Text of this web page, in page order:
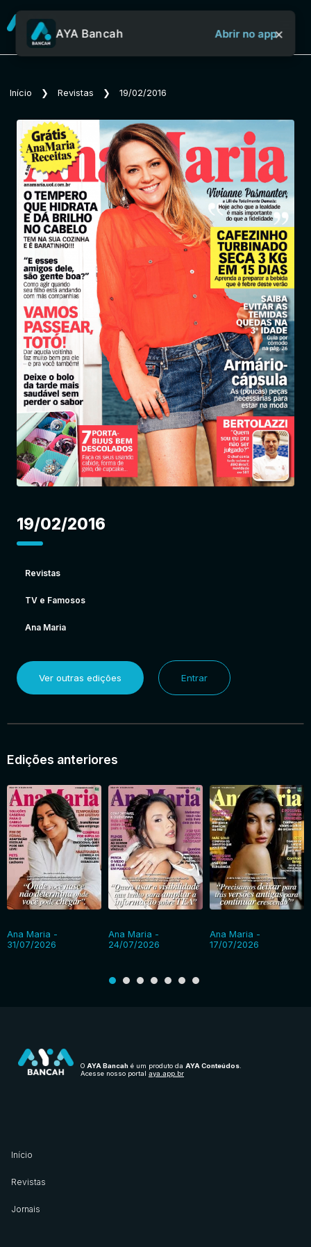
Sobre o Aya Bancah
Revistas
Jornais
Notícias
Entrar
AYA Bancah Abrir no app×
Início ❯ Revistas ❯ 19/02/2016
19/02/2016
Revistas
TV e Famosos
Ana Maria
Ver outras edições Entrar
Edições anteriores
Ana Maria -
31/07/2026
Ana Maria -
24/07/2026
Ana Maria -
17/07/2026
O AYA Bancah é um produto da AYA Conteúdos
Acesse nosso portal aya.app.br
Início
Revistas
Jornais